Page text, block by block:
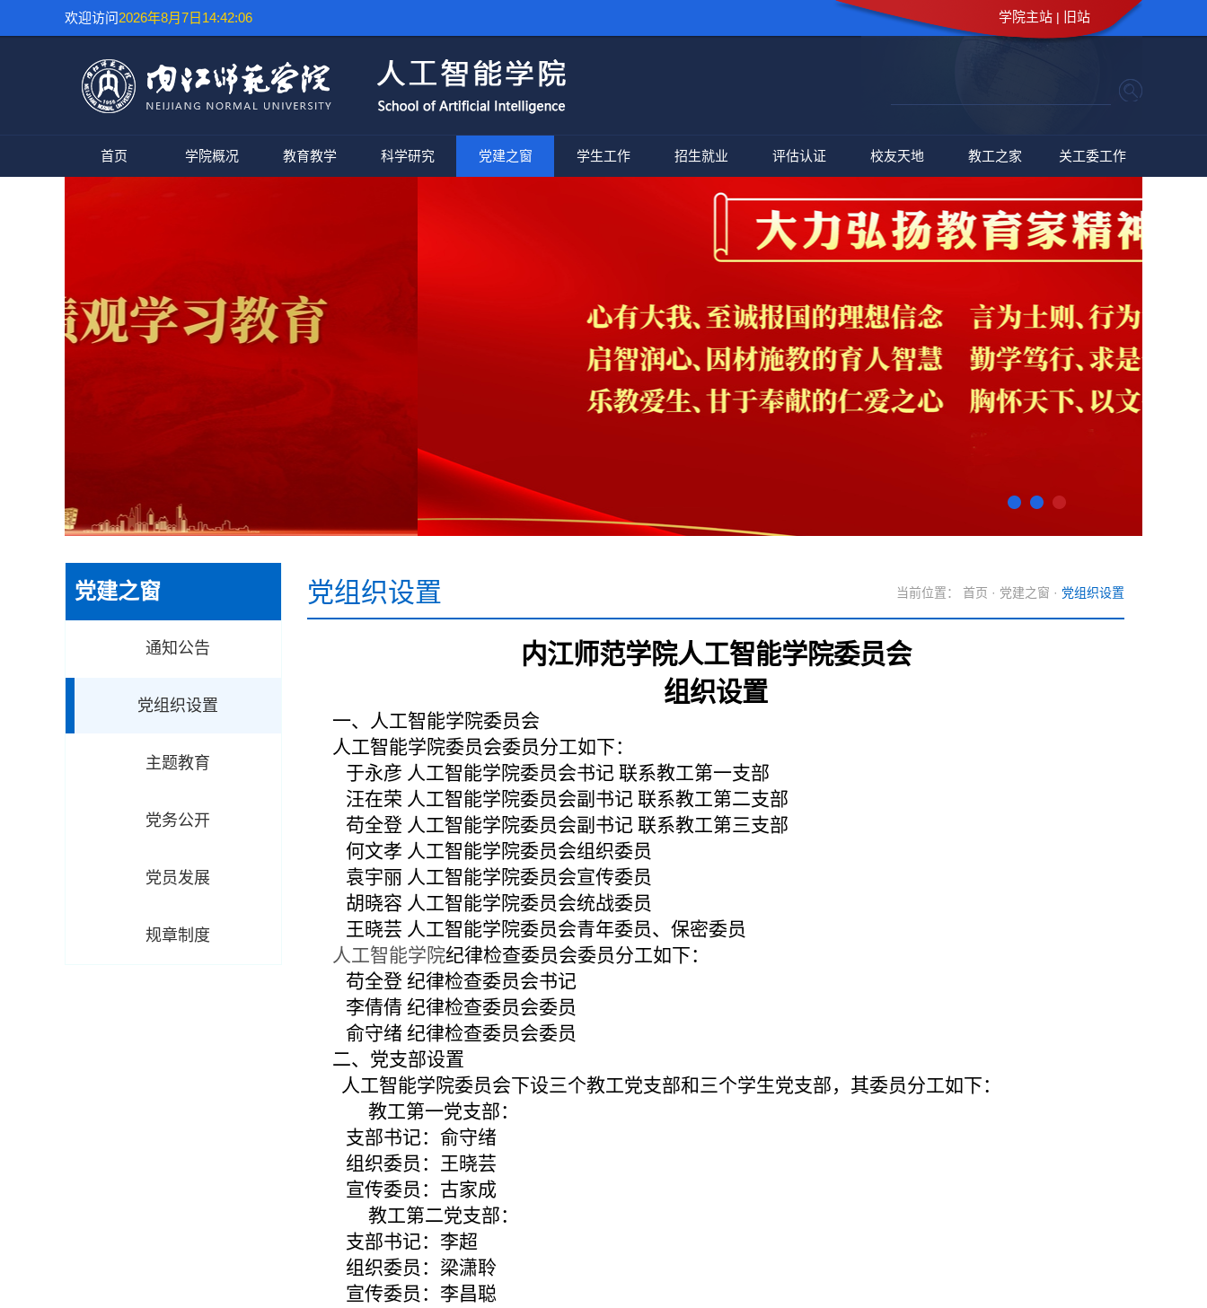
欢迎访问2026年8月7日14:42:06 学院主站 | 旧站
首页 学院概况 教育教学 科学研究 党建之窗 学生工作 招生就业 评估认证 校友天地 教工之家 关工委工作
党建之窗
通知公告
党组织设置
主题教育
党务公开
党员发展
规章制度
当前位置： 首页 · 党建之窗 · 党组织设置
党组织设置
内江师范学院人工智能学院委员会
组织设置
一、人工智能学院委员会
人工智能学院委员会委员分工如下：
于永彦 人工智能学院委员会书记 联系教工第一支部
汪在荣 人工智能学院委员会副书记 联系教工第二支部
苟全登 人工智能学院委员会副书记 联系教工第三支部
何文孝 人工智能学院委员会组织委员
袁宇丽 人工智能学院委员会宣传委员
胡晓容 人工智能学院委员会统战委员
王晓芸 人工智能学院委员会青年委员、保密委员
人工智能学院纪律检查委员会委员分工如下：
苟全登 纪律检查委员会书记
李倩倩 纪律检查委员会委员
俞守绪 纪律检查委员会委员
二、党支部设置
人工智能学院委员会下设三个教工党支部和三个学生党支部，其委员分工如下：
教工第一党支部：
支部书记：俞守绪
组织委员：王晓芸
宣传委员：古家成
教工第二党支部：
支部书记：李超
组织委员：梁潇聆
宣传委员：李昌聪